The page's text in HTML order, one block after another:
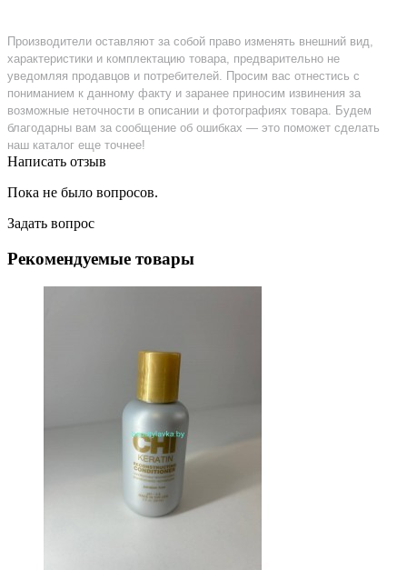
Производители оставляют за собой право изменять внешний вид,
характеристики и комплектацию товара, предварительно не
уведомляя продавцов и потребителей. Просим вас отнестись с
пониманием к данному факту и заранее приносим извинения за
возможные неточности в описании и фотографиях товара. Будем
благодарны вам за сообщение об ошибках — это поможет сделать
наш каталог еще точнее!
Написать отзыв
Пока не было вопросов.
Задать вопрос
Рекомендуемые товары